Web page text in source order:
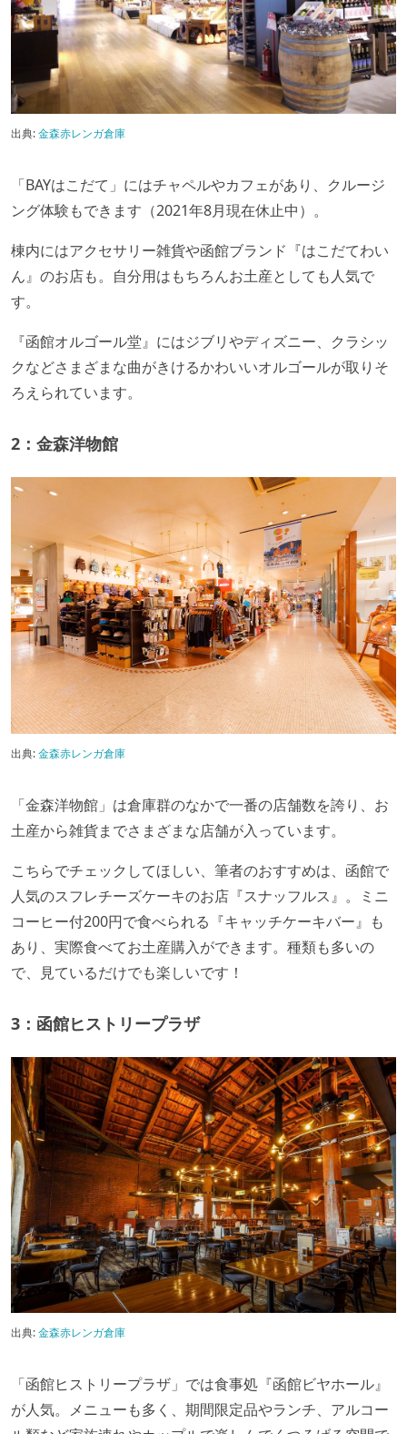
出典:金森赤レンガ倉庫
「BAYはこだて」にはチャペルやカフェがあり、クルージ
ング体験もできます（2021年8月現在休止中）。
棟内にはアクセサリー雑貨や函館ブランド『はこだてわい
ん』のお店も。自分用はもちろんお土産としても人気で
す。
『函館オルゴール堂』にはジブリやディズニー、クラシッ
クなどさまざまな曲がきけるかわいいオルゴールが取りそ
ろえられています。
2：金森洋物館
出典:金森赤レンガ倉庫
「金森洋物館」は倉庫群のなかで一番の店舗数を誇り、お
土産から雑貨までさまざまな店舗が入っています。
こちらでチェックしてほしい、筆者のおすすめは、函館で
人気のスフレチーズケーキのお店『スナッフルス』。ミニ
コーヒー付200円で食べられる『キャッチケーキバー』も
あり、実際食べてお土産購入ができます。種類も多いの
で、見ているだけでも楽しいです！
3：函館ヒストリープラザ
出典:金森赤レンガ倉庫
「函館ヒストリープラザ」では食事処『函館ビヤホール』
が人気。メニューも多く、期間限定品やランチ、アルコー